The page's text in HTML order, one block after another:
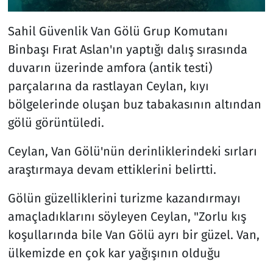
Sahil Güvenlik Van Gölü Grup Komutanı
Binbaşı Fırat Aslan'ın yaptığı dalış sırasında
duvarın üzerinde amfora (antik testi)
parçalarına da rastlayan Ceylan, kıyı
bölgelerinde oluşan buz tabakasının altından
gölü görüntüledi.
Ceylan, Van Gölü'nün derinliklerindeki sırları
araştırmaya devam ettiklerini belirtti.
Gölün güzelliklerini turizme kazandırmayı
amaçladıklarını söyleyen Ceylan, "Zorlu kış
koşullarında bile Van Gölü ayrı bir güzel. Van,
ülkemizde en çok kar yağışının olduğu